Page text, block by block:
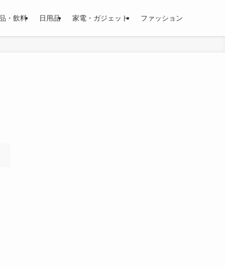
・飲料 日用品 家電・ガジェット ファッション